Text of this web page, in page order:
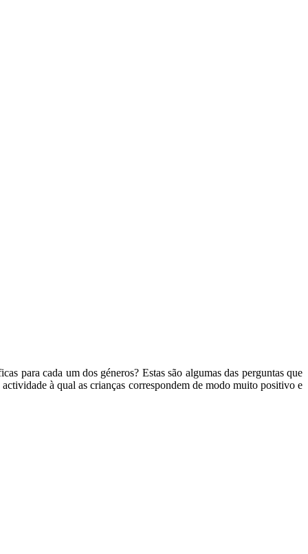
para cada um dos géneros? Estas são algumas das perguntas que
à qual as crianças correspondem de modo muito positivo e